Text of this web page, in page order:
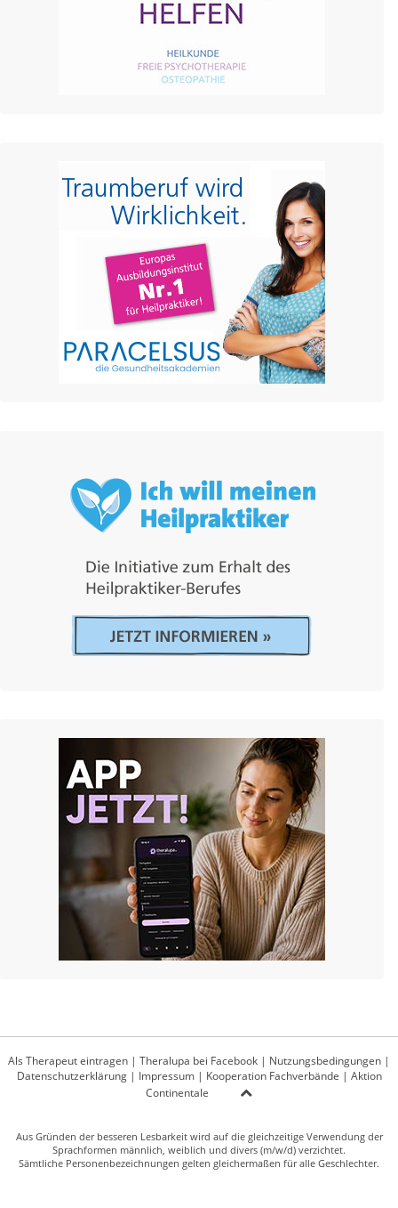
Als Therapeut eintragen | Theralupa bei Facebook | Nutzungsbedingungen |
Datenschutzerklärung| Impressum| Kooperation Fachverbände | Aktion
Continentale
Aus Gründen der besseren Lesbarkeit wird auf die gleichzeitige Verwendung der
Sprachformen männlich, weiblich und divers (m/w/d) verzichtet.
Sämtliche Personenbezeichnungen gelten gleichermaßen für alle Geschlechter.